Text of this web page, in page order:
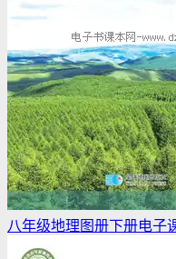
八年级地理图册下册电子